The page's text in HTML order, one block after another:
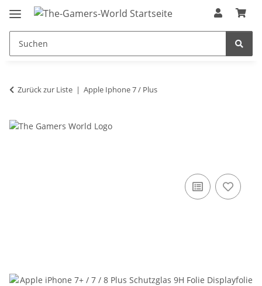
Zurück zur Liste Apple Iphone 7 / Plus